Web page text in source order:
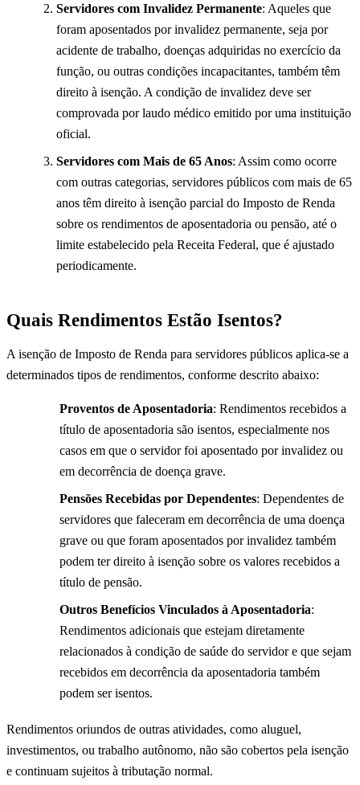
Servidores com Invalidez Permanente: Aqueles que
foram aposentados por invalidez permanente, seja por
acidente de trabalho, doenças adquiridas no exercício da
função, ou outras condições incapacitantes, também têm
direito à isenção. A condição de invalidez deve ser
comprovada por laudo médico emitido por uma instituição
oficial.
Servidores com Mais de 65 Anos: Assim como ocorre
com outras categorias, servidores públicos com mais de 65
anos têm direito à isenção parcial do Imposto de Renda
sobre os rendimentos de aposentadoria ou pensão, até o
limite estabelecido pela Receita Federal, que é ajustado
periodicamente.
Quais Rendimentos Estão Isentos?
A isenção de Imposto de Renda para servidores públicos aplica-se a
determinados tipos de rendimentos, conforme descrito abaixo:
Proventos de Aposentadoria: Rendimentos recebidos a
título de aposentadoria são isentos, especialmente nos
casos em que o servidor foi aposentado por invalidez ou
em decorrência de doença grave.
Pensões Recebidas por Dependentes: Dependentes de
servidores que faleceram em decorrência de uma doença
grave ou que foram aposentados por invalidez também
podem ter direito à isenção sobre os valores recebidos a
título de pensão.
Outros Benefícios Vinculados à Aposentadoria:
Rendimentos adicionais que estejam diretamente
relacionados à condição de saúde do servidor e que sejam
recebidos em decorrência da aposentadoria também
podem ser isentos.
Rendimentos oriundos de outras atividades, como aluguel,
investimentos, ou trabalho autônomo, não são cobertos pela isenção
e continuam sujeitos à tributação normal.